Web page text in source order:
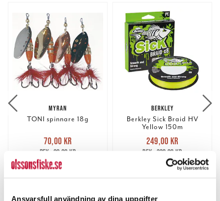
Ansvarsfull användning av dina uppgifter
MYRAN
TONI spinnare 18g
Nuvarande pris
70,00 krTidigare pris
70,00 kr
89,00 kr
FINNS I LAGER.
BERKLEY
Berkley Sick Braid HV
Yellow 150m
Nuvarande pris
249,00 krTidigare pris
339,00 kr
249,00 kr
339,00 kr
FINNS I LAGER.